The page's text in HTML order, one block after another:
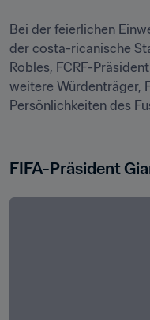
Bei der feierlichen
der costa-ricanische
Robles, FCRF-
weitere Würdenträger,
Persönlichkeiten des
FIFA-Präsident